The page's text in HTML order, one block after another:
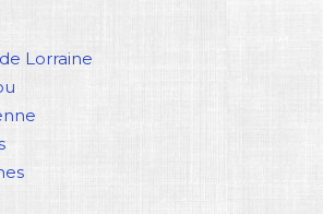
Lorraine